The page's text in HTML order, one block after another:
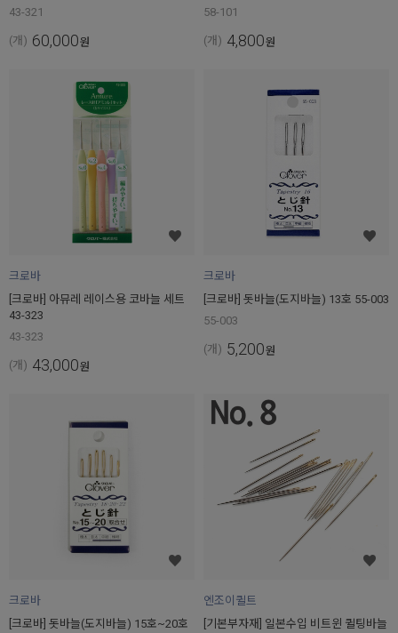
43-321
(개) 60,000원
58-101
(개) 4,800원
크로바
[크로바] 아뮤레 레이스용 코바늘 세트
43-323
43-323
(개) 43,000원
크로바
[크로바] 돗바늘(도지바늘) 13호 55-003
55-003
(개) 5,200원
크로바
[크로바] 돗바늘(도지바늘) 15호~20호
엔조이퀼트
[기본부자재] 일본수입 비트윈 퀼팅바늘